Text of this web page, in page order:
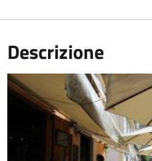
Descrizione